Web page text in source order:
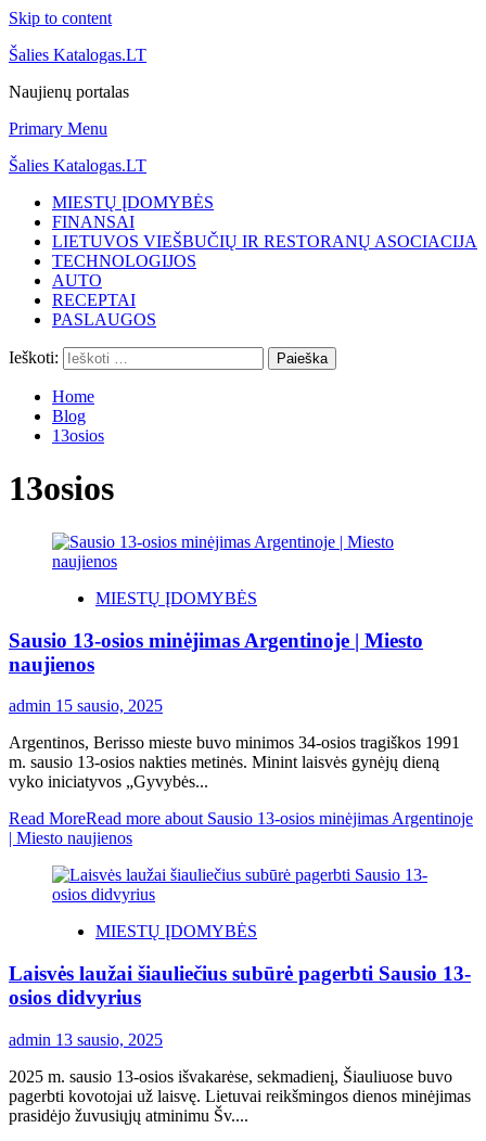
Skip to content
Šalies Katalogas.LT
Naujienų portalas
Primary Menu
Šalies Katalogas.LT
MIESTŲ ĮDOMYBĖS
FINANSAI
LIETUVOS VIEŠBUČIŲ IR RESTORANŲ ASOCIACIJA
TECHNOLOGIJOS
AUTO
RECEPTAI
PASLAUGOS
Ieškoti:
Home
Blog
13osios
13osios
MIESTŲ ĮDOMYBĖS
Sausio 13-osios minėjimas Argentinoje | Miesto
naujienos
admin 15 sausio, 2025
Argentinos, Berisso mieste buvo minimos 34-osios tragiškos 1991
m. sausio 13-osios nakties metinės. Minint laisvės gynėjų dieną
vyko iniciatyvos „Gyvybės...
Read MoreRead more about Sausio 13-osios minėjimas Argentinoje
| Miesto naujienos
MIESTŲ ĮDOMYBĖS
Laisvės laužai šiauliečius subūrė pagerbti Sausio 13-
osios didvyrius
admin 13 sausio, 2025
2025 m. sausio 13-osios išvakarėse, sekmadienį, Šiauliuose buvo
pagerbti kovotojai už laisvę. Lietuvai reikšmingos dienos minėjimas
prasidėjo žuvusiųjų atminimu Šv....